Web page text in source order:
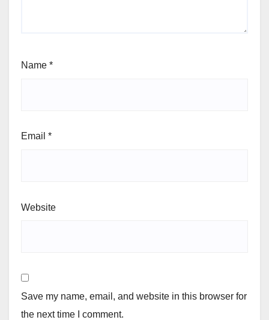
Name *
Email *
Website
Save my name, email, and website in this browser for
the next time I comment.